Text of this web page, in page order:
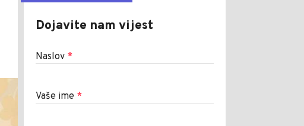
Dojavite nam vijest
Naslov *
Vaše ime *